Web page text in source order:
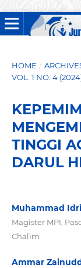
HOME /
VOL. 1 NO. 4
TINGGI
DARUL
Muhammad
Magister MPI,
Chalim
Ammar